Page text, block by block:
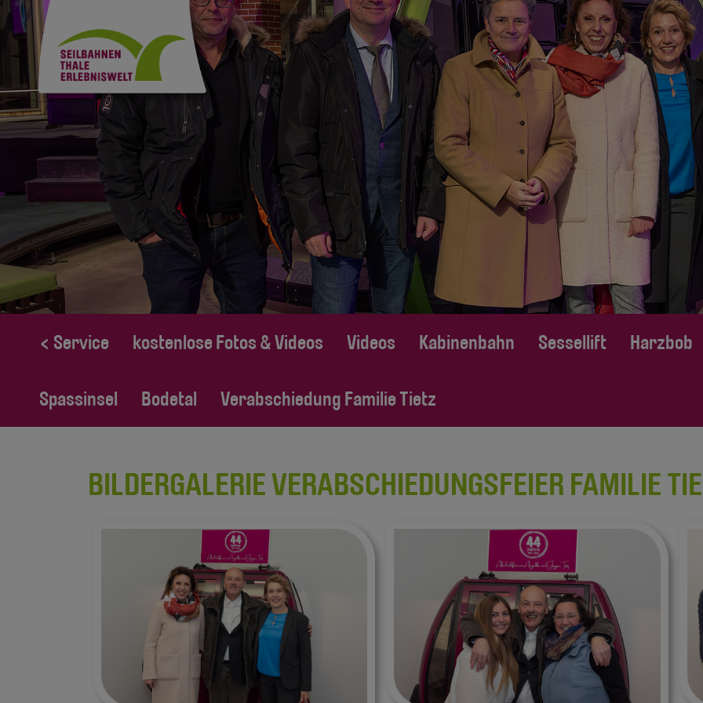
< Service kostenlose Fotos & Videos Videos Kabinenbahn Sessellift Harzbob
Spassinsel Bodetal Verabschiedung Familie Tietz
BILDERGALERIE VERABSCHIEDUNGSFEIER FAMILIE